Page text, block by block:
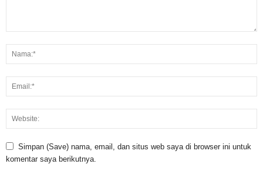
Simpan (Save) nama, email, dan situs web saya di browser ini untuk
komentar saya berikutnya.